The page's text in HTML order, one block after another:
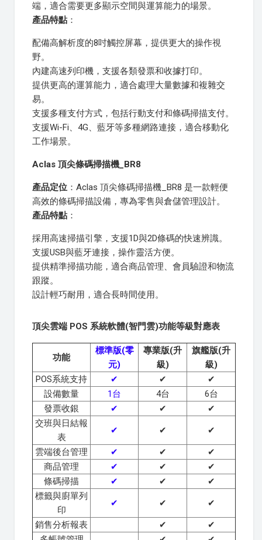
端，適合需要更多顯示空間與運算能力的場景。
產品特點 ：
配備高解析度的8吋觸控屏幕，提供更大的操作視
野。
內建高速列印機，支援各類發票和收據打印。
提供更高的運算能力，適合處理大量數據和複雜交
易。
支援多種支付方式，包括行動支付和條碼掃描支付。
支援Wi-Fi、4G、藍牙等多種網路連接，適合移動化
工作場景。
Aclas 頂尖條碼掃描機_BR8
產品定位 ：Aclas 頂尖條碼掃描機_BR8 是一款輕便
高效的條碼掃描設備，專為零售與倉儲管理設計。
產品特點 ：
採用高速掃描引擎，支援1D與2D條碼的快速辨識。
支援USB與藍牙連接，操作靈活方便。
提供精準掃描功能，適合商品管理、會員驗證和物流
跟蹤。
設計輕巧耐用，適合長時間使用。
頂尖雲端 POS 系統軟體(智門雲)功能等級對應表
功能
標準版(零
元)
專業版(升
級)
旗艦版(升
級)
POS系統支持
✔ ✔
✔
設備數量
1台 4台
6台
發票收銀
✔ ✔
✔
交班與日結報
表
✔ ✔ ✔
雲端後台管理 ✔ ✔
✔
商品管理
✔ ✔
✔
條碼掃描
✔ ✔
✔
標籤與廚單列
印
✔ ✔ ✔
銷售分析報表 ✔
✔